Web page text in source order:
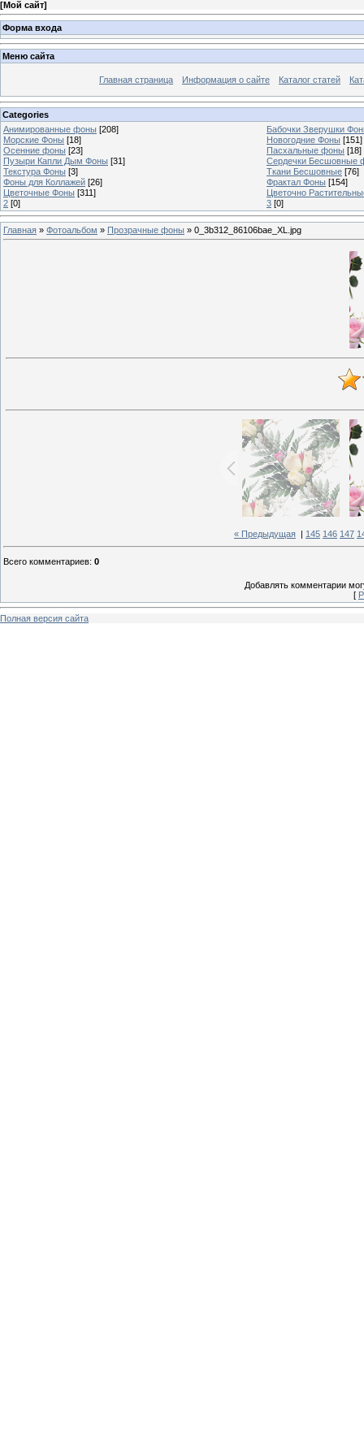
[Мой сайт]
Форма входа
Меню сайта
Главная страница Информация о сайте Каталог статей
Categories
Анимированные фоны [208]
Бабочки Зверушки
Морские Фоны [18] Новогодние Фоны [151]
Осенние фоны [23] Пасхальные фоны [18]
Пузыри Капли Дым Фоны [31]
Сердечки Бесшовные
Текстура Фоны [3] Ткани Бесшовные [76]
Фоны для Коллажей [26] Фрактал Фоны [154]
Цветочные Фоны [311]
Цветочно
2 [0] 3 [0]
Главная » Фотоальбом » Прозрачные фоны » 0_3b312_86106bae_XL.jpg
« Предыдущая 145 146 147
Всего комментариев: 0
Добавлять комментарии
[
Полная версия сайта